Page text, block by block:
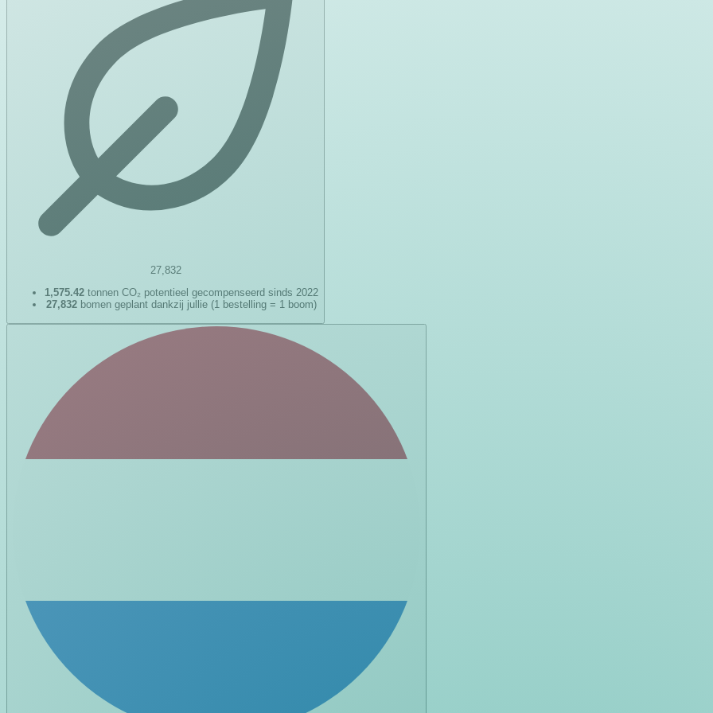
27,832
1,575.42 tonnen CO₂ potentieel gecompenseerd sinds 2022
27,832 bomen geplant dankzij jullie (1 bestelling = 1 boom)